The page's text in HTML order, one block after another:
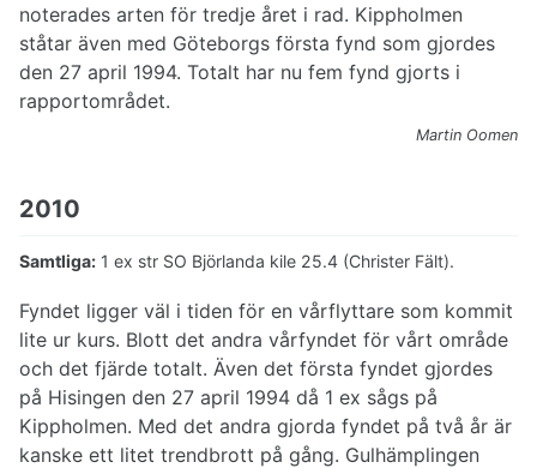
noterades arten för tredje året i rad. Kippholmen
ståtar även med Göteborgs första fynd som gjordes
den 27 april 1994. Totalt har nu fem fynd gjorts i
rapportområdet.
Martin Oomen
2010
Samtliga: 1 ex str SO Björlanda kile 25.4 (Christer Fält).
Fyndet ligger väl i tiden för en vårflyttare som kommit
lite ur kurs. Blott det andra vårfyndet för vårt område
och det fjärde totalt. Även det första fyndet gjordes
på Hisingen den 27 april 1994 då 1 ex sågs på
Kippholmen. Med det andra gjorda fyndet på två år är
kanske ett litet trendbrott på gång. Gulhämplingen